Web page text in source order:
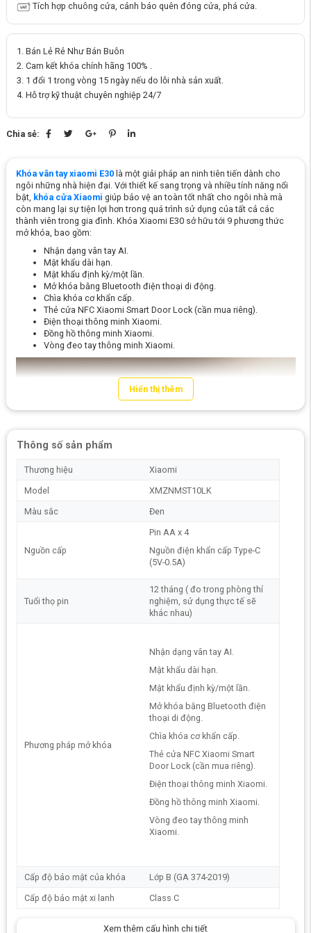
Tích hợp chuông cửa, cảnh báo quên đóng cửa, phá cửa.
Bán Lẻ Rẻ Như Bán Buôn
Cam kết khóa chính hãng 100% .
1 đổi 1 trong vòng 15 ngày nếu do lỗi nhà sản xuất.
Hỗ trợ kỹ thuật chuyên nghiệp 24/7
Chia sẻ:
Khóa vân tay xiaomi E30là một giải pháp an ninh tiên tiến dành cho
ngôi những nhà hiện đại. Với thiết kế sang trọng và nhiều tính năng nổi
bật, khóa cửa Xiaomi giúp bảo vệ an toàn tốt nhất cho ngôi nhà mà
còn mang lại sự tiện lợi hơn trong quá trình sử dụng của tất cả các
thành viên trong gia đình. Khóa Xiaomi E30 sở hữu tới 9 phương thức
mở khóa, bao gồm:
Nhận dạng vân tay AI.
Mật khẩu dài hạn.
Mật khẩu định kỳ/một lần.
Mở khóa bằng Bluetooth điện thoại di động.
Chìa khóa cơ khẩn cấp.
Thẻ cửa NFC Xiaomi Smart Door Lock (cần mua riêng).
Điện thoại thông minh Xiaomi.
Đồng hồ thông minh Xiaomi.
Vòng đeo tay thông minh Xiaomi.
Tính năng nổi bật của khóa cửa
1. Vân tay AI 1 chạm – Mở khóa chỉ
tay bán dẫn thế hệ mới kết hợp với thuật toán AI, cho phép nhận diện và
thời gian nhận dạng tối đa là 0,5 giây và tỷ lệ nhận dạng là 99,29%.
Hiển thị thêm
Thông số sản phẩm
Thương hiệu
Xiaomi
Model
XMZNMST10LK
Màu sắc
Đen
Nguồn cấp
Pin AA x 4
Nguồn điện khẩn cấp Type-C
(5V-0.5A)
Tuổi thọ pin
12 tháng ( đo trong phòng thí
nghiệm, sử dụng thực tế sẽ
khác nhau)
Phương pháp mở khóa
Nhận dạng vân tay AI.
Mật khẩu dài hạn.
Mật khẩu định kỳ/một lần.
Mở khóa bằng Bluetooth điện
thoại di động.
Chìa khóa cơ khẩn cấp.
Thẻ cửa NFC Xiaomi Smart
Door Lock (cần mua riêng).
Điện thoại thông minh Xiaomi.
Đồng hồ thông minh Xiaomi.
Vòng đeo tay thông minh
Xiaomi.
Cấp độ bảo mật của khóa
Lớp B (GA 374-2019)
Cấp độ bảo mật xi lanh
Class C
Xem thêm cấu hình chi tiết